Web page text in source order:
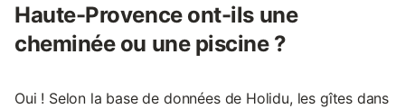
Haute-Provence ont-ils une
cheminée ou une piscine ?
Oui ! Selon la base de données de Holidu, les gîtes dans